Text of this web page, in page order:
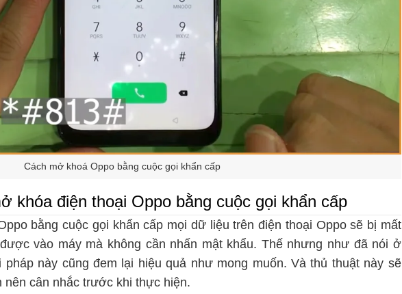
Cách mở khoá Oppo bằng cuộc gọi khẩn cấp
khóa điện thoại Oppo bằng cuộc gọi khẩn cấp
bằng cuộc gọi khẩn cấp mọi dữ liệu trên điện thoại Oppo sẽ bị mất
vào máy mà không cần nhấn mật khẩu. Thế nhưng như đã nói ở
pháp này cũng đem lại hiệu quả như mong muốn. Và thủ thuật này sẽ
nên cân nhắc trước khi thực hiện.